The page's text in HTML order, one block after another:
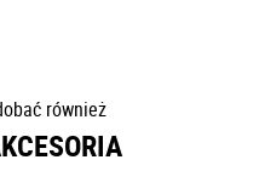
również